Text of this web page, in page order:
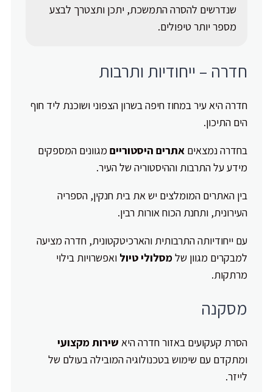
שנדרשים להסרה התמשכת, יתכן ותצטרך לבצע
מספר יותר טיפולים.
חדרה – ייחודיות ותרבות
חדרה היא עיר במחוז חיפה בשרון הצפוני ושוכנת ליד חוף
הים התיכון.
בחדרה נמצאים אתרים היסטורייםמגוונים המספקים
מידע על התרבות וההיסטוריה של העיר.
בין האתרים המומלצים יש את בית חנקין, הספריה
העירונית, ותחנת הכוח אורות רבין.
עם ייחודיותה התרבותית והארכיטקטונית, חדרה מציעה
למבקרים מגוון שלמסלולי טיול ואפשרויות בילוי
מרתקות.
מסקנה
הסרת קעקועים באזור חדרה היא שירות מקצועי
ומתקדם עם שימוש בטכנולוגיה המובילה בעולם של
לייזר.